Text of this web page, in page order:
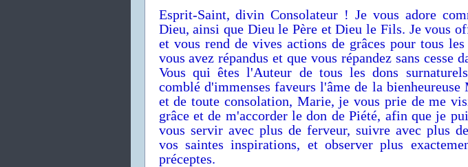
Esprit-Saint, divin Consolateur ! Je vous adore
Dieu, ainsi que Dieu le Père et Dieu le Fils. Je vous
et vous rend de vives actions de grâces pour tous
vous avez répandus et que vous répandez sans cesse
Vous qui êtes l'Auteur de tous les dons
comblé d'immenses faveurs l'âme de la bienheureuse
et de toute consolation, Marie, je vous prie de me
grâce et de m'accorder le don de Piété, afin que je
vous servir avec plus de ferveur, suivre avec plus
vos saintes inspirations, et observer plus
préceptes.